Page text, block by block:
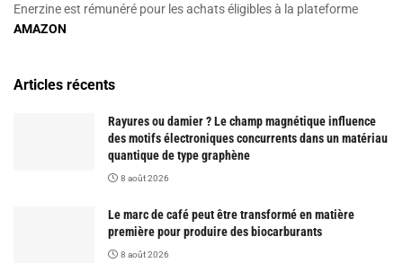
Enerzine est rémunéré pour les achats éligibles à la plateforme
AMAZON
Articles récents
Rayures ou damier ? Le champ magnétique influence
des motifs électroniques concurrents dans un matériau
quantique de type graphène
8 août 2026
Le marc de café peut être transformé en matière
première pour produire des biocarburants
8 août 2026